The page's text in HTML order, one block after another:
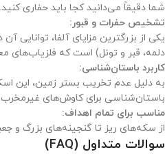
شما دقیقاً می‌دانید کجا باید حفاری کنید.
تشخیص حفرات و قبور:
یکی از بزرگترین مزایای آلفا،
دلمه، قبر و تونل) است که فلزیاب‌های
کاربرد باستان‌شناسی:
به دلیل عدم تخریب بستر زمین، این
باستان‌شناسی برای کاوش‌های غیرمخرب
مناسب برای تمام اهداف:
از سکه‌های ریز تا گنجینه‌های بزرگ و
سوالات متداول (FAQ)